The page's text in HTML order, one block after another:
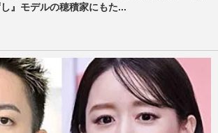
』モデルの穂積家にもた...